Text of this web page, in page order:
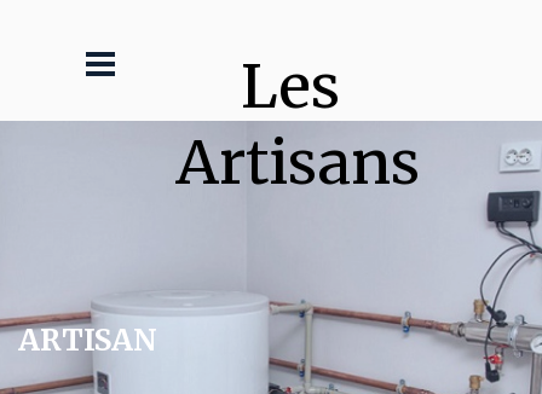
Les
Artisans
ARTISAN